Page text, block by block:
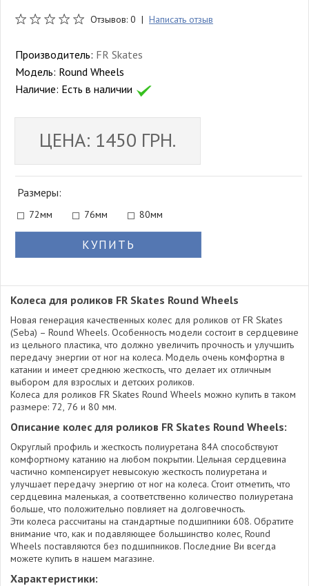
Отзывов: 0 | Написать отзыв
Производитель: FR Skates
Модель: Round Wheels
Наличие: Есть в наличии
ЦЕНА: 1450 ГРН.
Размеры:
72мм 76мм 80мм
КУПИТЬ
Колеса для роликов FR Skates Round Wheels
Новая генерация качественных колес для роликов от FR Skates
(Seba) – Round Wheels. Особенность модели состоит в сердцевине
из цельного пластика, что должно увеличить прочность и улучшить
передачу энергии от ног на колеса. Модель очень комфортна в
катании и имеет среднюю жесткость, что делает их отличным
выбором для взрослых и детских роликов.
Колеса для роликов FR Skates Round Wheels можно купить в таком
размере: 72, 76 и 80 мм.
Описание колес для роликов FR Skates Round Wheels:
Округлый профиль и жесткость полиуретана 84А способствуют
комфортному катанию на любом покрытии. Цельная сердцевина
частично компенсирует невысокую жесткость полиуретана и
улучшает передачу энергию от ног на колеса. Стоит отметить, что
сердцевина маленькая, а соответственно количество полиуретана
больше, что положительно повлияет на долговечность.
Эти колеса рассчитаны на стандартные подшипники 608. Обратите
внимание что, как и подавляющее большинство колес, Round
Wheels поставляются без подшипников. Последние Ви всегда
можете купить в нашем магазине.
Характеристики: